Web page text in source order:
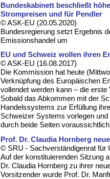
Bundeskabinett beschließt
Strompreisen und für Pendler
© ASK-EU (20.05.2020)
Bundesregierung setzt Ergebnis
Emissionshandel um
EU und Schweiz wollen ihren
© ASK-EU (16.08.2017)
Die Kommission hat heute
Verknüpfung des Europäischen
vollendet werden kann – die
Sobald das Abkommen mit der
Handelssystems zur Erfüllung
Schweizer Systems vorlegen
durch beide Seiten
Prof. Dr. Claudia Hornberg
© SRU - Sachverständigenrat für
Auf der konstituierenden Sitzung
Dr. Claudia Hornberg zu ihrer
Vorsitzender wurde Prof. Dr.